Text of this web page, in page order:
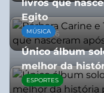
livros que
Egito
10/07/2026
MÚSICA
Único álbum
melhor da
06/08/2026
ESPORTES